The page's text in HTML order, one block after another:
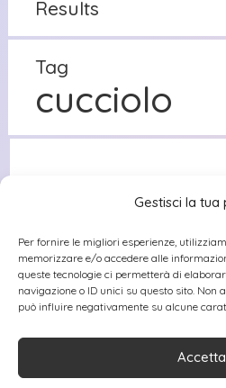
Gestisci la tua
Per fornire le migliori esperienze,
memorizzare e/o accedere alle
queste tecnologie ci permetterà di
navigazione o ID unici su questo sito. Non
può influire negativamente su alcune
Accetta
Results
Tag
cucciolo